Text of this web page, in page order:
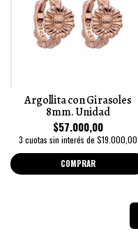
Argollita con Girasoles
8mm. Unidad
$57.000,00
3 cuotas sin interés de $19.000,00
COMPRAR